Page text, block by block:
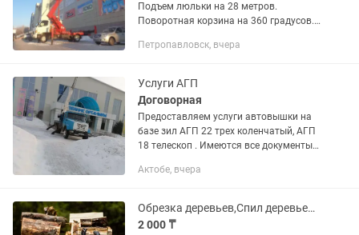
Подъем люльки на 28 метров.
Поворотная корзина на 360 градусов.
Постоянным клиентам и на
скидки....
Петропавловск, вчера
Услуги АГП
Договорная
Предоставляем услуги автовышки на
базе зил АГП 22 трех коленчатый, АГП
18 телескоп . Имеются все документы
наличный, безналичный расчет.
Актобе, вчера
Обрезка деревьев,Спил деревьев,Агаш кесу,Распил деревьев,Агаш кесемиз
2 000 ₸